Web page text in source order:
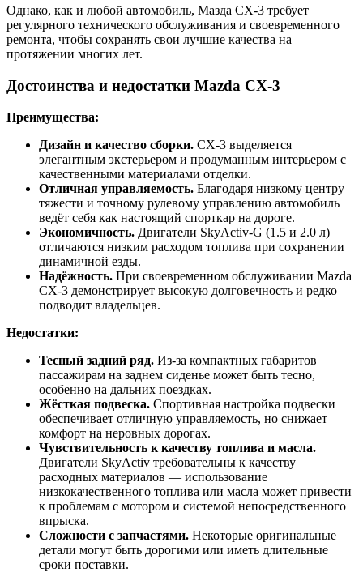
Однако, как и любой автомобиль, Мазда СХ-3 требует
регулярного технического обслуживания и своевременного
ремонта, чтобы сохранять свои лучшие качества на
протяжении многих лет.
Достоинства и недостатки Mazda CX-3
Преимущества:
Дизайн и качество сборки. СХ-3 выделяется
элегантным экстерьером и продуманным интерьером с
качественными материалами отделки.
Отличная управляемость. Благодаря низкому центру
тяжести и точному рулевому управлению автомобиль
ведёт себя как настоящий спорткар на дороге.
Экономичность. Двигатели SkyActiv-G (1.5 и 2.0 л)
отличаются низким расходом топлива при сохранении
динамичной езды.
Надёжность. При своевременном обслуживании Mazda
CX-3 демонстрирует высокую долговечность и редко
подводит владельцев.
Недостатки:
Тесный задний ряд. Из-за компактных габаритов
пассажирам на заднем сиденье может быть тесно,
особенно на дальних поездках.
Жёсткая подвеска. Спортивная настройка подвески
обеспечивает отличную управляемость, но снижает
комфорт на неровных дорогах.
Чувствительность к качеству топлива и масла.
Двигатели SkyActiv требовательны к качеству
расходных материалов — использование
низкокачественного топлива или масла может привести
к проблемам с мотором и системой непосредственного
впрыска.
Сложности с запчастями. Некоторые оригинальные
детали могут быть дорогими или иметь длительные
сроки поставки.